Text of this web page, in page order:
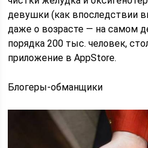
девушки (как впоследствии
даже о возрасте — на самом
порядка 200 тыс. человек,
приложение в AppStore.
Блогеры-обманщики